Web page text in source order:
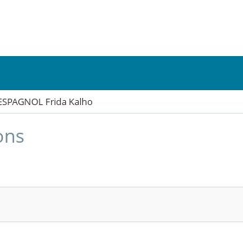
Frida Kalho